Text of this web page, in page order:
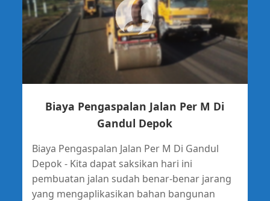
Biaya Pengaspalan Jalan Per M Di
Gandul Depok
Biaya Pengaspalan Jalan Per M Di Gandul
Depok - Kita dapat saksikan hari ini
pembuatan jalan sudah benar-benar jarang
yang mengaplikasikan bahan bangunan